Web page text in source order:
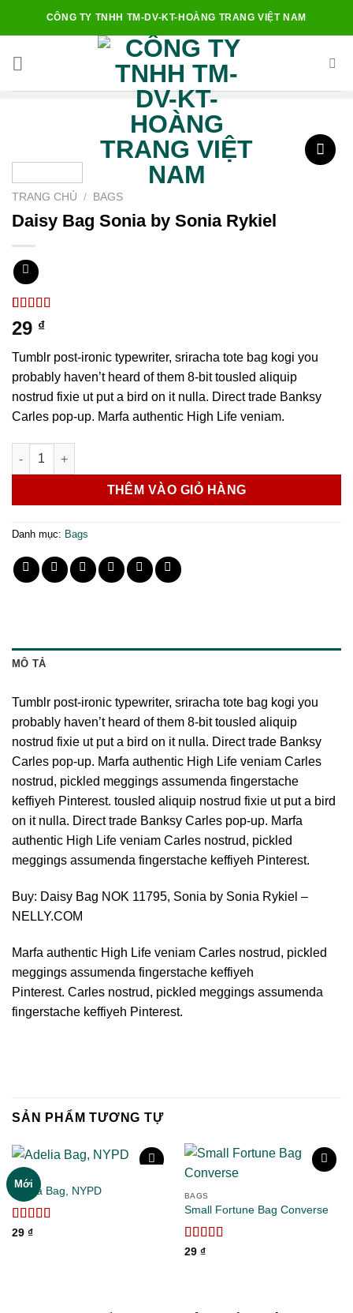
dung
CÔNG TY TNHH TM-DV-KT-HOÀNG TRANG VIỆT NAM
TRANG CHỦ / BAGS
Daisy Bag Sonia by Sonia Rykiel
3.50 trên
5 dựa
2
đánh giá
29 ₫
Tumblr post-ironic typewriter, sriracha tote bag kogi you
probably haven’t heard of them 8-bit tousled aliquip
nostrud fixie ut put a bird on it nulla. Direct trade Banksy
Carles pop-up. Marfa authentic High Life veniam.
Daisy Bag Sonia by Sonia Rykiel số lượng
THÊM VÀO GIỎ HÀNG
Danh mục: Bags
MÔ TẢ
Tumblr post-ironic typewriter, sriracha tote bag kogi you
probably haven’t heard of them 8-bit tousled aliquip
nostrud fixie ut put a bird on it nulla. Direct trade Banksy
Carles pop-up. Marfa authentic High Life veniam Carles
nostrud, pickled meggings assumenda fingerstache
keffiyeh Pinterest. tousled aliquip nostrud fixie ut put a bird
on it nulla. Direct trade Banksy Carles pop-up. Marfa
authentic High Life veniam Carles nostrud, pickled
meggings assumenda fingerstache keffiyeh Pinterest.
Buy: Daisy Bag NOK 11795, Sonia by Sonia Rykiel –
NELLY.COM
Marfa authentic High Life veniam Carles nostrud, pickled
meggings assumenda fingerstache keffiyeh
Pinterest. Carles nostrud, pickled meggings assumenda
fingerstache keffiyeh Pinterest.
SẢN PHẨM TƯƠNG TỰ
Mới
Adelia Bag, NYPD
Được xếp
29 ₫
Add to
BAGS
Small Fortune Bag Converse
Được xếp
29 ₫